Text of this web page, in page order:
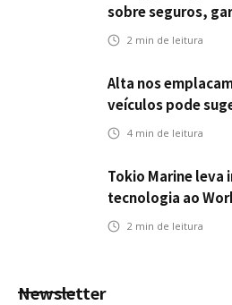
sobre seguros,
riscos em
2 min de leitura
Alta nos
veículos pode
oportunidades
4 min de leitura
Tokio Marine leva
tecnologia ao
Integrativo da Poli-
2 min de leitura
Newsletter